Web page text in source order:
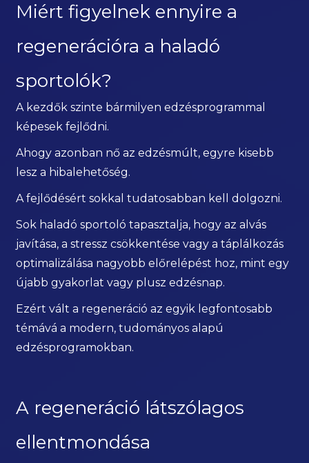
Miért figyelnek ennyire a
regenerációra a haladó
sportolók?
A kezdők szinte bármilyen edzésprogrammal
képesek fejlődni.
Ahogy azonban nő az edzésmúlt, egyre kisebb
lesz a hibalehetőség.
A fejlődésért sokkal tudatosabban kell dolgozni.
Sok haladó sportoló tapasztalja, hogy az alvás
javítása, a stressz csökkentése vagy a táplálkozás
optimalizálása nagyobb előrelépést hoz, mint egy
újabb gyakorlat vagy plusz edzésnap.
Ezért vált a regeneráció az egyik legfontosabb
témává a modern, tudományos alapú
edzésprogramokban.
A regeneráció látszólagos
ellentmondása